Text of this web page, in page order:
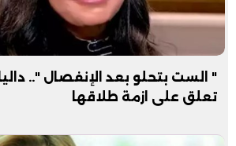
" الست بتحلو بعد الإنفصال "..
تعلق على ازمة طلاقها